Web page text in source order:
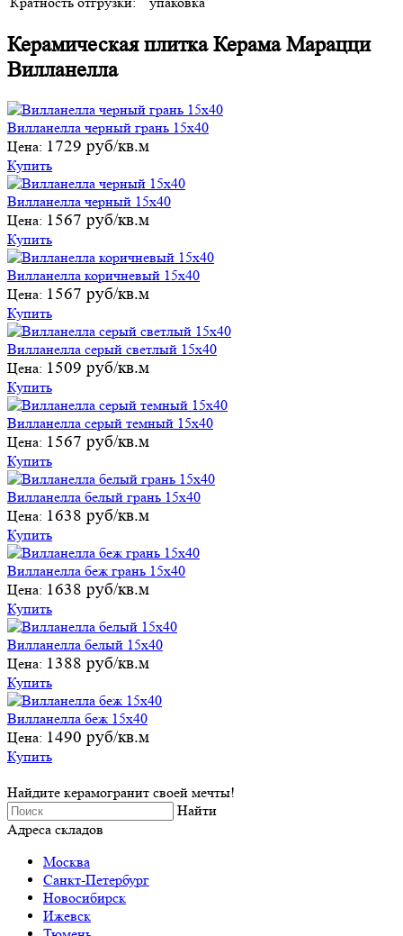
Керамическая плитка Керама Марацци
Вилланелла
Вилланелла черный грань 15х40
Цена: 1729 руб/кв.м
Купить
Вилланелла черный 15х40
Цена: 1567 руб/кв.м
Купить
Вилланелла коричневый 15х40
Цена: 1567 руб/кв.м
Купить
Вилланелла серый светлый 15х40
Цена: 1509 руб/кв.м
Купить
Вилланелла серый темный 15х40
Цена: 1567 руб/кв.м
Купить
Вилланелла белый грань 15х40
Цена: 1638 руб/кв.м
Купить
Вилланелла беж грань 15х40
Цена: 1638 руб/кв.м
Купить
Вилланелла белый 15х40
Цена: 1388 руб/кв.м
Купить
Вилланелла беж 15х40
Цена: 1490 руб/кв.м
Купить
Найдите керамогранит своей мечты!
Найти
Адреса складов
Москва
Санкт-Петербург
Новосибирск
Ижевск